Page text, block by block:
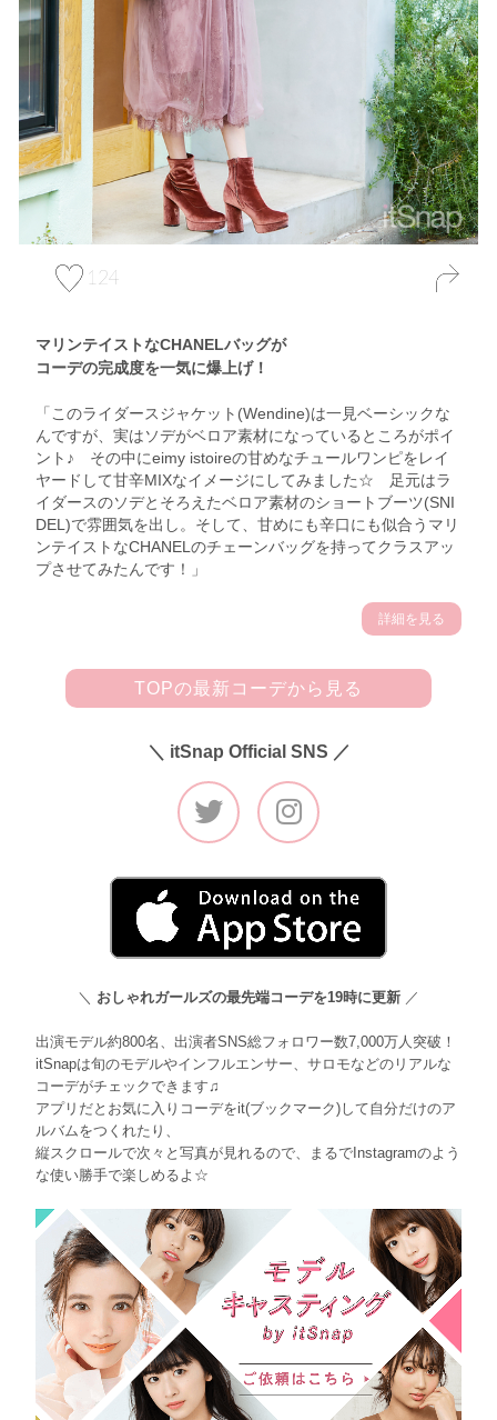
124
マリンテイストなCHANELバッグが
コーデの完成度を一気に爆上げ！
「このライダースジャケット(Wendine)は一見ベーシックな
んですが、実はソデがベロア素材になっているところがポイ
ント♪ その中にeimy istoireの甘めなチュールワンピをレイ
ヤードして甘辛MIXなイメージにしてみました☆ 足元はラ
イダースのソデとそろえたベロア素材のショートブーツ(SNI
DEL)で雰囲気を出し。そして、甘めにも辛口にも似合うマリ
ンテイストなCHANELのチェーンバッグを持ってクラスアッ
プさせてみたんです！」
詳細を見る
TOPの最新コーデから見る
＼ itSnap Official SNS ／
＼ おしゃれガールズの最先端コーデを19時に更新 ／
出演モデル約800名、出演者SNS総フォロワー数7,000万人突破！
itSnapは旬のモデルやインフルエンサー、サロモなどのリアルな
コーデがチェックできます♫
アプリだとお気に入りコーデをit(ブックマーク)して自分だけのア
ルバムをつくれたり、
縦スクロールで次々と写真が見れるので、まるでInstagramのよう
な使い勝手で楽しめるよ☆